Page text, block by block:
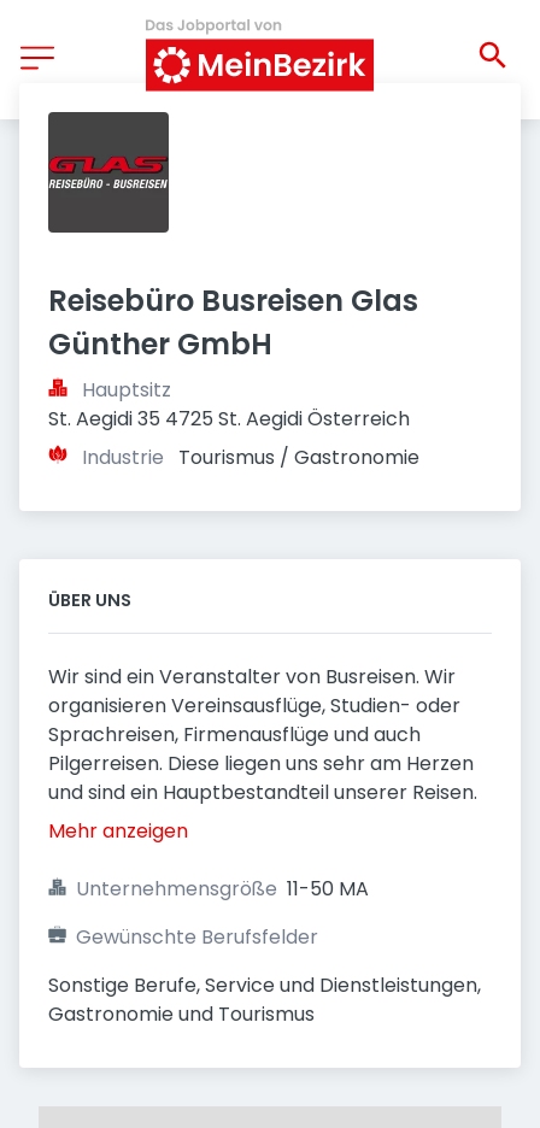
Reisebüro Busreisen Glas
Günther GmbH
Hauptsitz
St. Aegidi 35 4725 St. Aegidi Österreich
Industrie
Tourismus / Gastronomie
ÜBER UNS
Wir sind ein Veranstalter von Busreisen. Wir
organisieren Vereinsausflüge, Studien- oder
Sprachreisen, Firmenausflüge und auch
Pilgerreisen. Diese liegen uns sehr am Herzen
und sind ein Hauptbestandteil unserer Reisen.
Mehr anzeigen
Unternehmensgröße 11-50 MA
Gewünschte Berufsfelder
Sonstige Berufe, Service und Dienstleistungen,
Gastronomie und Tourismus